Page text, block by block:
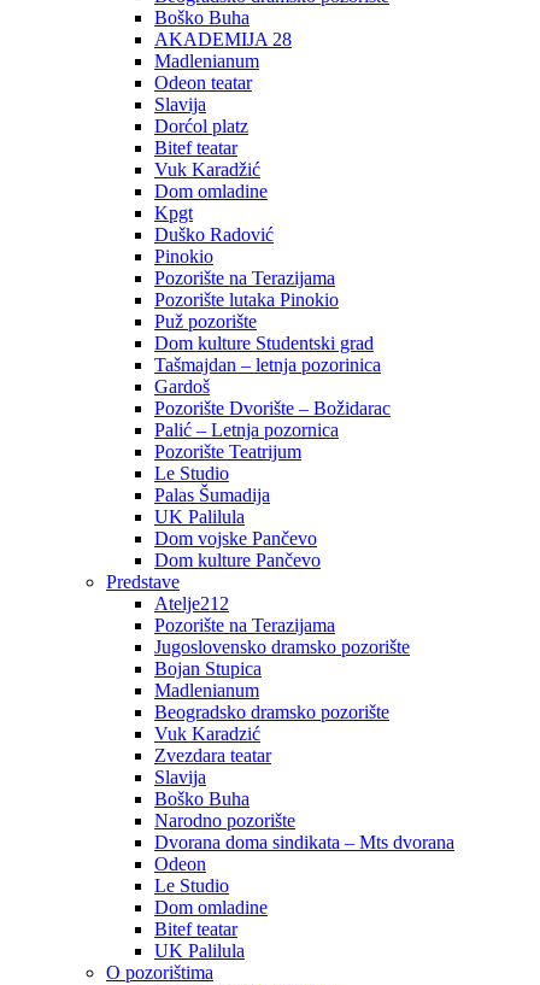
Boško Buha
AKADEMIJA 28
Madlenianum
Odeon teatar
Slavija
Dorćol platz
Bitef teatar
Vuk Karadžić
Dom omladine
Kpgt
Duško Radović
Pinokio
Pozorište na Terazijama
Pozorište lutaka Pinokio
Puž pozorište
Dom kulture Studentski grad
Tašmajdan – letnja pozorinica
Gardoš
Pozorište Dvorište – Božidarac
Palić – Letnja pozornica
Pozorište Teatrijum
Le Studio
Palas Šumadija
UK Palilula
Dom vojske Pančevo
Dom kulture Pančevo
Predstave
Atelje212
Pozorište na Terazijama
Jugoslovensko dramsko pozorište
Bojan Stupica
Madlenianum
Beogradsko dramsko pozorište
Vuk Karadzić
Zvezdara teatar
Slavija
Boško Buha
Narodno pozorište
Dvorana doma sindikata – Mts dvorana
Odeon
Le Studio
Dom omladine
Bitef teatar
UK Palilula
O pozorištima